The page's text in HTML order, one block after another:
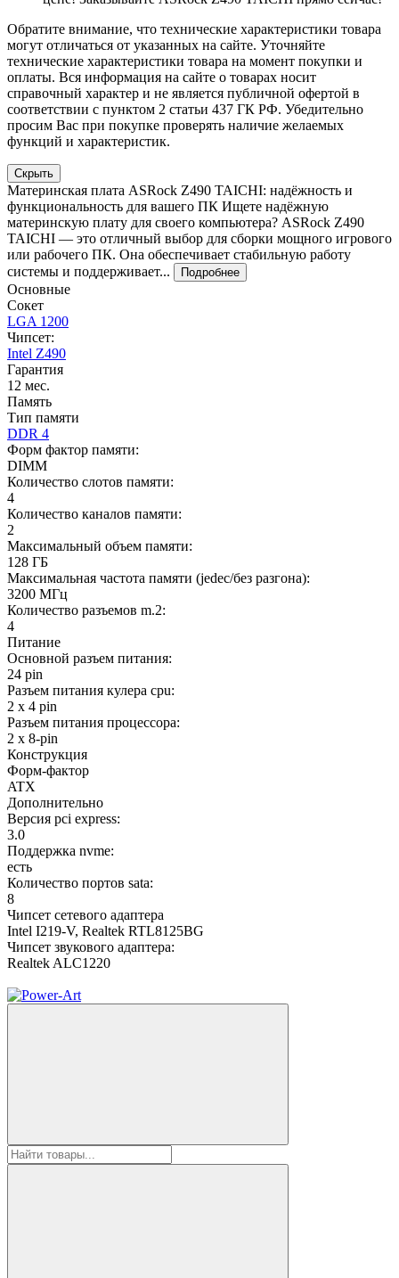
Обратите внимание, что технические характеристики товара
могут отличаться от указанных на сайте. Уточняйте
технические характеристики товара на момент покупки и
оплаты. Вся информация на сайте о товарах носит
справочный характер и не является публичной офертой в
соответствии с пунктом 2 статьи 437 ГК РФ. Убедительно
просим Вас при покупке проверять наличие желаемых
функций и характеристик.
Скрыть
Материнская плата ASRock Z490 TAICHI: надёжность и
функциональность для вашего ПК Ищете надёжную
материнскую плату для своего компьютера? ASRock Z490
TAICHI — это отличный выбор для сборки мощного игрового
или рабочего ПК. Она обеспечивает стабильную работу
системы и поддерживает...
Подробнее
Основные
Сокет
LGA 1200
Чипсет:
Intel Z490
Гарантия
12 мес.
Память
Тип памяти
DDR 4
Форм фактор памяти:
DIMM
Количество слотов памяти:
4
Количество каналов памяти:
2
Максимальный объем памяти:
128 ГБ
Максимальная частота памяти (jedec/без разгона):
3200 МГц
Количество разъемов m.2:
4
Питание
Основной разъем питания:
24 pin
Разъем питания кулера cpu:
2 x 4 pin
Разъем питания процессора:
2 x 8-pin
Конструкция
Форм-фактор
ATX
Дополнительно
Версия pci express:
3.0
Поддержка nvme:
есть
Количество портов sata:
8
Чипсет сетевого адаптера
Intel I219-V, Realtek RTL8125BG
Чипсет звукового адаптера:
Realtek ALC1220